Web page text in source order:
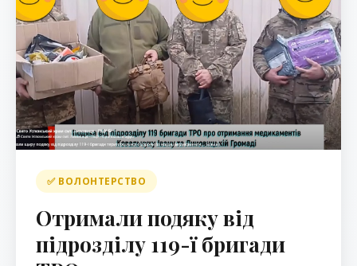
✅ ВОЛОНТЕРСТВО
Отримали подяку від
підрозділу 119-ї бригади